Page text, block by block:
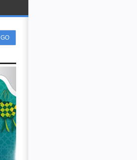
GO